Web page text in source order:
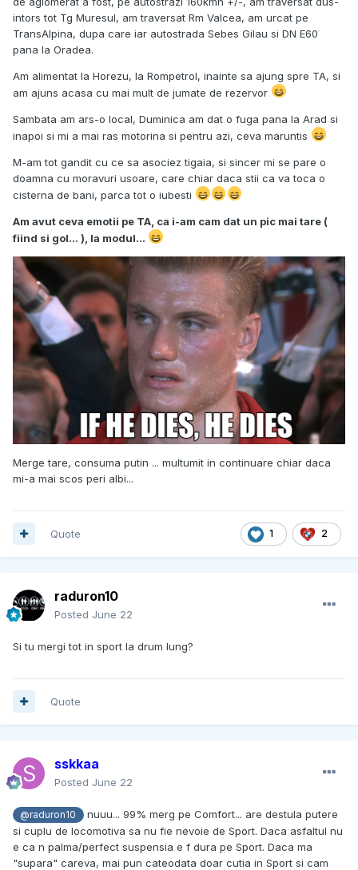
intors tot Tg Muresul, am traversat Rm Valcea, am urcat pe
TransAlpina, dupa care iar autostrada Sebes Gilau si DN E60
pana la Oradea.
Am alimentat la Horezu, la Rompetrol, inainte sa ajung spre TA, si
am ajuns acasa cu mai mult de jumate de rezervor
Sambata am ars-o local, Duminica am dat o fuga pana la Arad si
inapoi si mi a mai ras motorina si pentru azi, ceva maruntis
M-am tot gandit cu ce sa asociez tigaia, si sincer mi se pare o
doamna cu moravuri usoare, care chiar daca stii ca va toca o
cisterna de bani, parca tot o iubesti
Am avut ceva emotii pe TA, ca i-am cam dat un pic mai tare (
fiind si gol... ), la modul...
Merge tare, consuma putin ... multumit in continuare chiar daca
mi-a mai scos peri albi...
1 2
Quote
raduron10
Posted June 22
Si tu mergi tot in sport la drum lung?
Quote
sskkaa
Posted June 22
@raduron10
nuuu... 99% merg pe Comfort... are destula putere
si cuplu de locomotiva sa nu fie nevoie de Sport. Daca asfaltul nu
e ca n palma/perfect suspensia e f dura pe Sport. Daca ma
"supara" careva, mai pun cateodata doar cutia in Sport si cam